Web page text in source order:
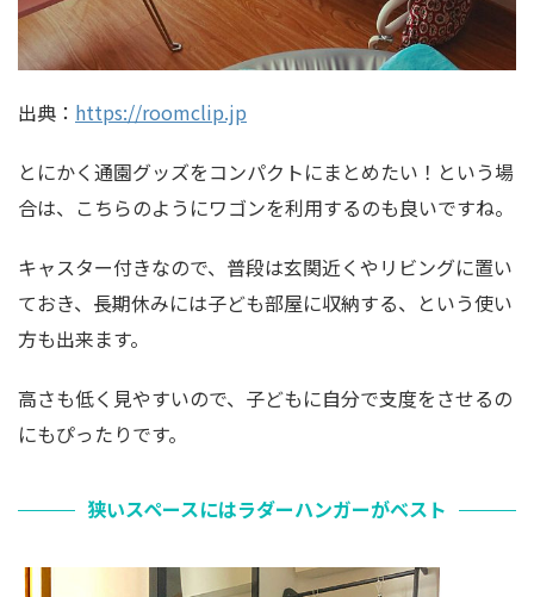
出典： https://roomclip.jp
とにかく通園グッズをコンパクトにまとめたい！という場
合は、こちらのようにワゴンを利用するのも良いですね。
キャスター付きなので、普段は玄関近くやリビングに置い
ておき、長期休みには子ども部屋に収納する、という使い
方も出来ます。
高さも低く見やすいので、子どもに自分で支度をさせるの
にもぴったりです。
狭いスペースにはラダーハンガーがベスト